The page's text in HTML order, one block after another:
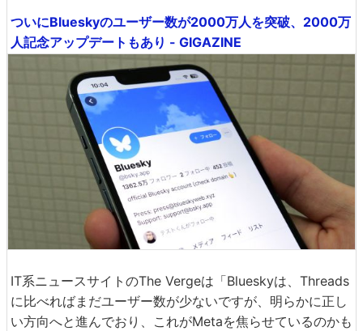
ついにBlueskyのユーザー数が2000万人を突破、2000万
人記念アップデートもあり - GIGAZINE
IT系ニュースサイトのThe Vergeは「Blueskyは、Threads
に比べればまだユーザー数が少ないですが、明らかに正し
い方向へと進んでおり、これがMetaを焦らせているのかも